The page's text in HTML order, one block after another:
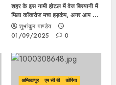
सूरजपुर
शहर के इस नामी होटल में वेज बिरयानी में
मिला कॉकरोज मचा हड़कंप, अगर आप भी
सोच रहे इस होटल में जाने तो हो जाए
सावधान…
शुभांकुर पाण्डेय
01/09/2025
0
अम्बिकापुर एम सी बी
कोरिया